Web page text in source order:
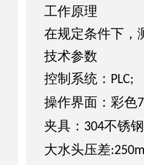
工作原理
在规定条件下，
技术参数
控制系统： PLC;
操作界面：彩色7
夹具： 304不锈
大水头压差